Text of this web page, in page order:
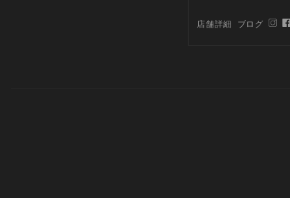
店舗詳細 ブログ